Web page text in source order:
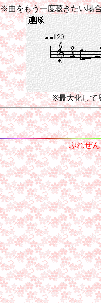
※曲をもう一度聴きたい場
※最大化して
ぷれぜ